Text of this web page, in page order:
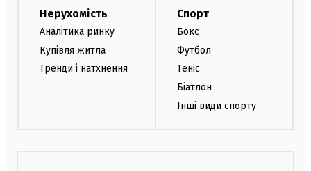
Нерухомість
Аналітика ринку
Купівля житла
Тренди і натхнення
Спорт
Бокс
Футбол
Теніс
Біатлон
Інші види спорту